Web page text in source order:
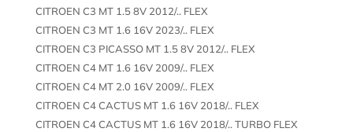
CITROEN C3 MT 1.5 8V 2012/.. FLEX
CITROEN C3 MT 1.6 16V 2023/.. FLEX
CITROEN C3 PICASSO MT 1.5 8V 2012/.. FLEX
CITROEN C4 MT 1.6 16V 2009/.. FLEX
CITROEN C4 MT 2.0 16V 2009/.. FLEX
CITROEN C4 CACTUS MT 1.6 16V 2018/.. FLEX
CITROEN C4 CACTUS MT 1.6 16V 2018/.. TURBO FLEX